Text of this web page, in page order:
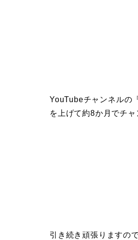
YouTubeチャンネルの
を上げて約8か月でチ
引き続き頑張りますの